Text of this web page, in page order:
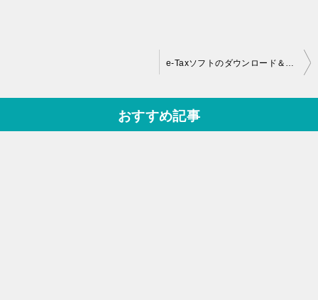
ビ
e-Taxソフトのダウンロード＆インストールと電子証明書の登録方法
おすすめ記事